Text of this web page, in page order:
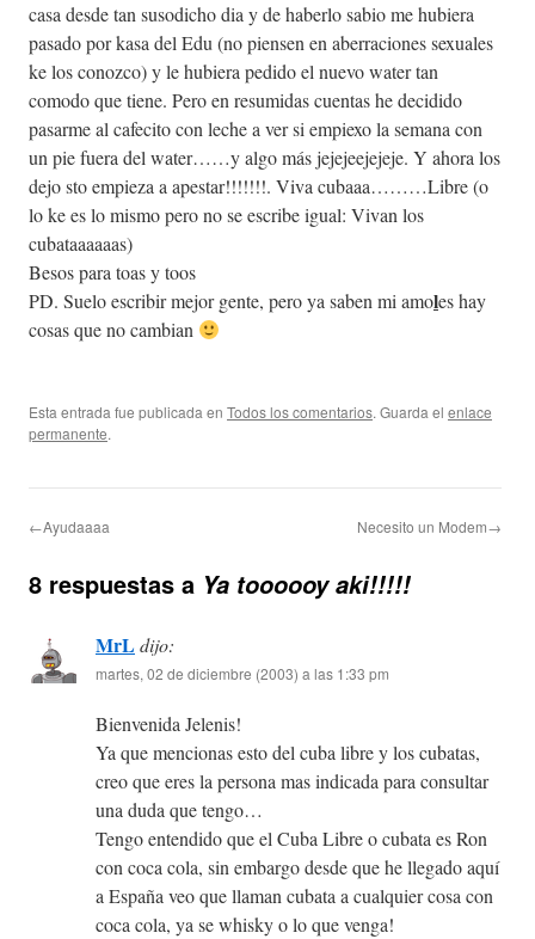
casa desde tan susodicho dia y de haberlo sabio me hubiera
pasado por kasa del Edu (no piensen en aberraciones sexuales
ke los conozco) y le hubiera pedido el nuevo water tan
comodo que tiene. Pero en resumidas cuentas he decidido
pasarme al cafecito con leche a ver si empiexo la semana con
un pie fuera del water……y algo más jejejeejejeje. Y ahora los
dejo sto empieza a apestar!!!!!!!. Viva cubaaa………Libre (o
lo ke es lo mismo pero no se escribe igual: Vivan los
cubataaaaaas)
Besos para toas y toos
PD. Suelo escribir mejor gente, pero ya saben mi amoles hay
cosas que no cambian
Esta entrada fue publicada en Todos los comentarios. Guarda el enlace
permanente.
←Ayudaaaa Necesito un Modem→
8 respuestas a Ya toooooy aki!!!!!
MrLdijo:
martes, 02 de diciembre (2003) a las 1:33 pm
Bienvenida Jelenis!
Ya que mencionas esto del cuba libre y los cubatas,
creo que eres la persona mas indicada para consultar
una duda que tengo…
Tengo entendido que el Cuba Libre o cubata es Ron
con coca cola, sin embargo desde que he llegado aquí
a España veo que llaman cubata a cualquier cosa con
coca cola, ya se whisky o lo que venga!